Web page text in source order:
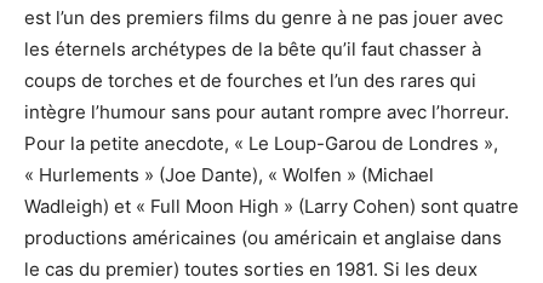
est l’un des premiers films du genre à ne pas jouer avec
les éternels archétypes de la bête qu’il faut chasser à
coups de torches et de fourches et l’un des rares qui
intègre l’humour sans pour autant rompre avec l’horreur.
Pour la petite anecdote, « Le Loup-Garou de Londres »,
« Hurlements » (Joe Dante), « Wolfen » (Michael
Wadleigh) et « Full Moon High » (Larry Cohen) sont quatre
productions américaines (ou américain et anglaise dans
le cas du premier) toutes sorties en 1981. Si les deux